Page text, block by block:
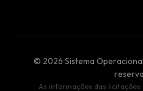
© 2026 Sistema
As informações das